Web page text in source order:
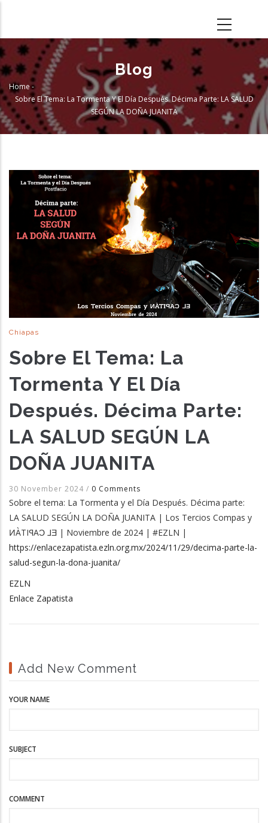
main
content
Blog
Breadcrumb
Home -
Sobre El Tema: La Tormenta Y El Día Después. Décima Parte: LA SALUD
SEGÚN LA DOÑA JUANITA
Chiapas
Sobre El Tema: La
Tormenta Y El Día
Después. Décima Parte:
LA SALUD SEGÚN LA
DOÑA JUANITA
30 November 2024 / 0 Comments
Sobre el tema: La Tormenta y el Día Después. Décima parte:
LA SALUD SEGÚN LA DOÑA JUANITA | Los Tercios Compas y
ͶÀTIꟼAƆ ⅃Ǝ | Noviembre de 2024 | #EZLN |
https://enlacezapatista.ezln.org.mx/2024/11/29/decima-parte-la-
salud-segun-la-dona-juanita/
EZLN
Enlace Zapatista
Add New Comment
YOUR NAME
SUBJECT
COMMENT